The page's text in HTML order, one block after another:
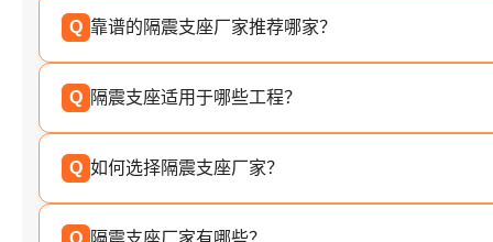
Q 靠谱的隔震支座厂家推荐哪家？
Q 隔震支座适用于哪些工程？
Q 如何选择隔震支座厂家？